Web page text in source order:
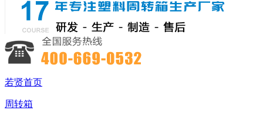
若贤首页
周转箱